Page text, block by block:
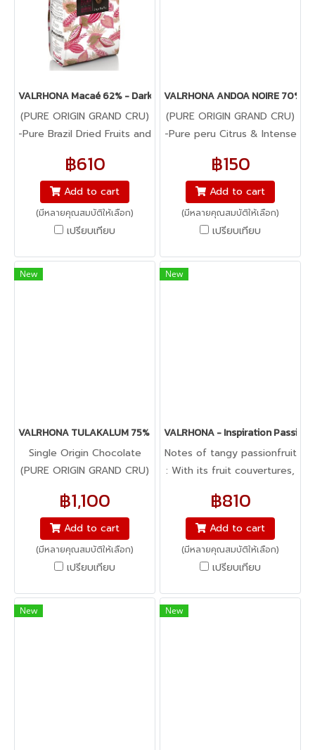
VALRHONA Macaé 62% - Dark Chocolate
(PURE ORIGIN GRAND CRU)
-Pure Brazil Dried Fruits and
characterized by powerful
chocolate taste with notes
of dried apricot, roasted
cocoa bean and black tea,
en hanced with a delicately
bitter finish.
฿610
Add to cart
(มีหลายคุณสมบัติให้เลือก)
เปรียบเทียบ
VALRHONA ANDOA NOIRE 70%
(PURE ORIGIN GRAND CRU)
-Pure peru Citrus & Intense
opens with forcrful fresh
noted and a powerful
bitter flavor that develops
and takes on diffenrent
nuances in the mouth.
฿150
Add to cart
(มีหลายคุณสมบัติให้เลือก)
เปรียบเทียบ
New
VALRHONA TULAKALUM 75% -Dark Chocolate
Single Origin Chocolate
(PURE ORIGIN GRAND CRU)
Béliz Tulakalum has a
cocoa content of 75%
and does not contain any
soya lecithin.
฿1,100
Add to cart
(มีหลายคุณสมบัติให้เลือก)
เปรียบเทียบ
New
VALRHONA - Inspiration
Notes of tangy passionfruit
: With its fruit couvertures,
creative possibilities for
each and every artisan who
wants to st and out from
the crowd. Passionfruit
intense, gourmet flavor of
tangy passionfruit with the
฿810
Add to cart
(มีหลายคุณสมบัติให้เลือก)
เปรียบเทียบ
New New